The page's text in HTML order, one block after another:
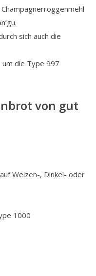
.
sich auch die
um die Type 997
von gut
Weizen-, Dinkel- oder
1000